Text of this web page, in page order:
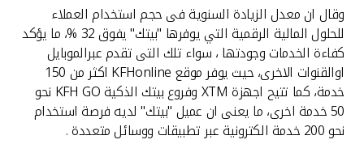
وقال ان معدل الزيادة السنوية فى حجم استخدام العملاء
للحلول المالية الرقمية التي يوفرها "بيتك" يفوق 32 %، ما يؤكد
كفاءة الخدمات وجودتها ، سواء تلك التى تقدم عبرالموبايل
اوالقنوات الاخرى، حيث يوفر موقع KFHonline اكثر من 150
خدمة، كما تتيح اجهزة XTM وفروع بيتك الذكية KFH GO نحو
50 خدمة اخرى، ما يعنى ان عميل "بيتك" لديه فرصة استخدام
نحو 200 خدمة الكترونية عبر تطبيقات ووسائل متعددة .